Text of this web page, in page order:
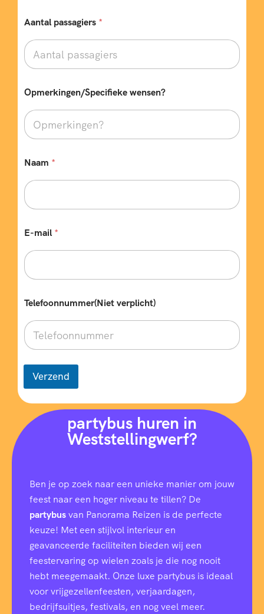
Aantal passagiers *
Opmerkingen/Specifieke wensen?
Naam *
E-mail *
e
s
e
n
t
m
Telefoonnummer(Niet verplicht)
Verzend
partybus huren in
Weststellingwerf?
Ben je op zoek naar een unieke manier om jouw
feest naar een hoger niveau te tillen? De
partybusvan Panorama Reizen is de perfecte
keuze! Met een stijlvol interieur en
geavanceerde faciliteiten bieden wij een
feestervaring op wielen zoals je die nog nooit
hebt meegemaakt. Onze luxe partybus is ideaal
voor vrijgezellenfeesten, verjaardagen,
bedrijfsuitjes, festivals, en nog veel meer.